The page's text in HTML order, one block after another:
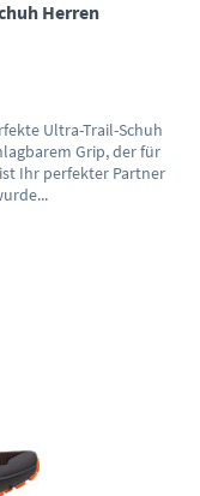
Herren
Ultra-Trail-Schuh
Grip, der für
Ihr perfekter Partner